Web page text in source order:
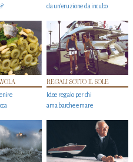
da un’eruzione da incubo
REGALI SOTTO IL SOLE
Idee regalo per chi
ama barche e mare